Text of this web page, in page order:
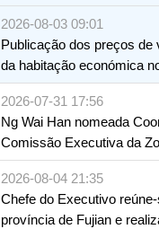
Macau
2026-08-03 09:01
Publicação dos preços de
da habitação económica
A12 da Zona A dos
2026-07-31 17:56
Ng Wai Han nomeada
Comissão Executiva da
Aprofundada entre
Hengqin
2026-08-04 21:35
Chefe do Executivo
província de Fujian e